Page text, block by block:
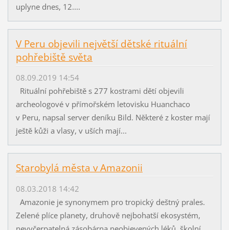
uplyne dnes, 12....
V Peru objevili největší dětské rituální
pohřebiště světa
08.09.2019 14:54
Rituální pohřebiště s 277 kostrami dětí objevili
archeologové v přímořském letovisku Huanchaco
v Peru, napsal server deníku Bild. Některé z koster mají
ještě kůži a vlasy, v uších mají...
Starobylá města v Amazonii
08.03.2018 14:42
Amazonie je synonymem pro tropický deštný prales.
Zelené plíce planety, druhově nejbohatší ekosystém,